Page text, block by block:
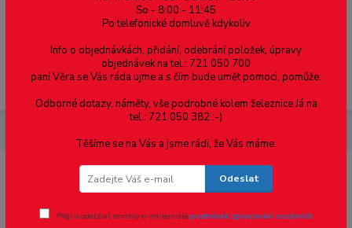
Menu
Hranol - 2.0 x 3.2 - 12ks
Novinka
So - 8:00 - 11:45
Po telefonické domluvě kdykoliv
Info o objednávkách, přidání, odebrání položek, úpravy
objednávek na tel.: 721 050 700
paní Věra se Vás ráda ujme a s čím bude umět pomoci, pomůže.
Odborné dotazy, náměty, vše podrobné kolem železnice Já na
tel.: 721 050 382 :-)
Těšíme se na Vás a jsme rádi, že Vás máme.
Odeslat
Přeji si odebírat novinky e-mailem dlepodmínek zpracování osobních